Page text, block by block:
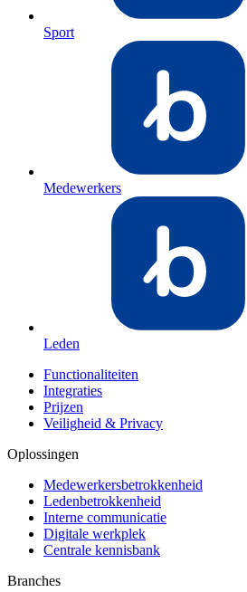
Sport
Medewerkers
Leden
Functionaliteiten
Integraties
Prijzen
Veiligheid & Privacy
Oplossingen
Medewerkersbetrokkenheid
Ledenbetrokkenheid
Interne communicatie
Digitale werkplek
Centrale kennisbank
Branches